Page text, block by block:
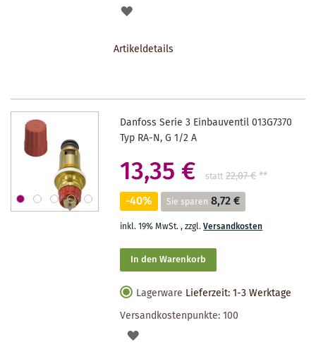
AUF
Artikeldetails
Danfoss Serie 3 Einbauventil 013G7370
Typ RA-N, G 1/2 A
13,35 € statt 22,07 €**
-40% Sie sparen 8,72 €
inkl. 19% MwSt.,zzgl.Versandkosten
In den Warenkorb
Lagerware Lieferzeit: 1-3 Werktage
Versandkostenpunkte:100
AUF